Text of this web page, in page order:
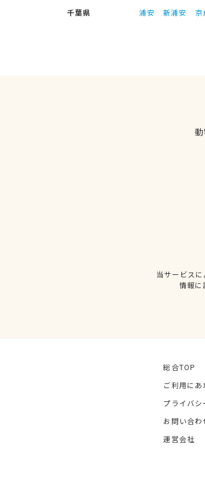
千葉県
浦安 新浦安 京
当サービス
情報に
総合TOP
ご利用にあ
プライバシ
お問い合わ
運営会社